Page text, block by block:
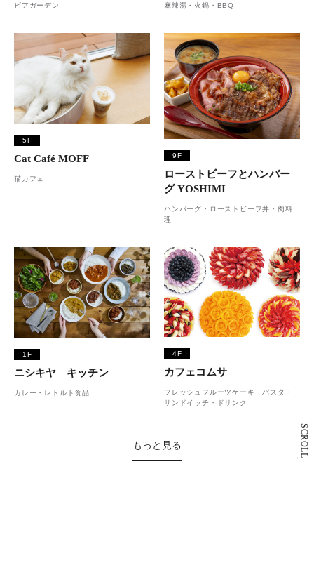
SCROLL
ビアガーデン 麻辣湯・火鍋・BBQ
5F
Cat Café MOFF
猫カフェ
9F
ローストビーフとハンバー
グ YOSHIMI
ハンバーグ・ローストビーフ丼・肉料
理
1F
ニシキヤ キッチン
カレー・レトルト食品
4F
カフェコムサ
フレッシュフルーツケーキ・パスタ・
サンドイッチ・ドリンク
もっと見る